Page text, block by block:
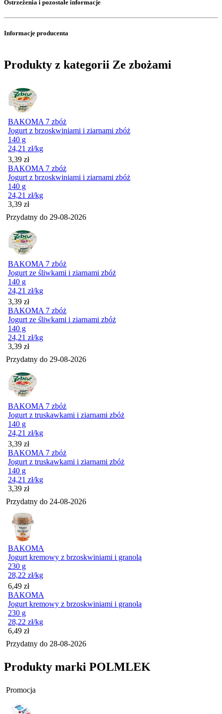
Ostrzeżenia i pozostałe informacje
Informacje producenta
Produkty z kategorii Ze zbożami
BAKOMA 7 zbóż
Jogurt z brzoskwiniami i ziarnami zbóż
140 g
24,21 zł/kg
Cena
3,39 zł
BAKOMA 7 zbóż
Jogurt z brzoskwiniami i ziarnami zbóż
140 g
24,21 zł/kg
Cena
3,39 zł
Przydatny do 29-08-2026
BAKOMA 7 zbóż
Jogurt ze śliwkami i ziarnami zbóż
140 g
24,21 zł/kg
Cena
3,39 zł
BAKOMA 7 zbóż
Jogurt ze śliwkami i ziarnami zbóż
140 g
24,21 zł/kg
Cena
3,39 zł
Przydatny do 29-08-2026
BAKOMA 7 zbóż
Jogurt z truskawkami i ziarnami zbóż
140 g
24,21 zł/kg
Cena
3,39 zł
BAKOMA 7 zbóż
Jogurt z truskawkami i ziarnami zbóż
140 g
24,21 zł/kg
Cena
3,39 zł
Przydatny do 24-08-2026
BAKOMA
Jogurt kremowy z brzoskwiniami i granolą
230 g
28,22 zł/kg
Cena
6,49 zł
BAKOMA
Jogurt kremowy z brzoskwiniami i granolą
230 g
28,22 zł/kg
Cena
6,49 zł
Przydatny do 28-08-2026
Produkty marki POLMLEK
Promocja